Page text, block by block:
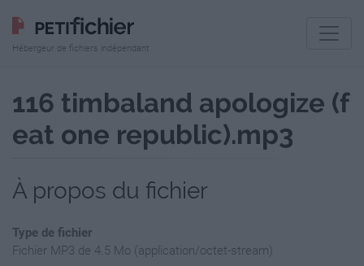
Hébergeur de fichiers indépendant
116 timbaland apologize (f
eat one republic).mp3
À propos du fichier
Type de fichier
Fichier MP3 de 4.5 Mo (application/octet-stream)